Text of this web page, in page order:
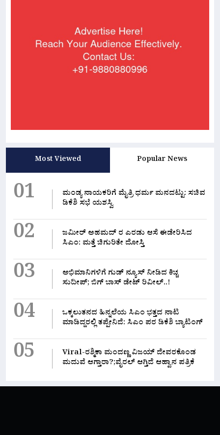
Most Viewed Popular News
01
ಮಂಡ್ಯ ನಾಯಕರಿಗೆ ಮೈತ್ರಿ ಧರ್ಮ ಮನದಟ್ಟು: ಸಚಿವ
ಡಿಕೆಶಿ ಸಭೆ ಯಶಸ್ವಿ
02
ಜಮೀರ್ ಅಹಮದ್ ರ ಎರಡು ಆಸೆ ಈಡೇರಿಸಿದ
ಸಿಎಂ: ಮತ್ತೆ ಚಿಗುರಿತೇ ದೋಸ್ತಿ
03
ಅಭಿಮಾನಿಗಳಿಗೆ ಗುಡ್ ನ್ಯೂಸ್ ನೀಡಿದ ಕಿಚ್ಚ
ಸುದೀಪ್; ಬಿಗ್ ಬಾಸ್ ಡೇಟ್ ರಿವೀಲ್..!
04
ಒಕ್ಕಲುತನದ ಹಿನ್ನಲೆಯ ಸಿಎಂ ಭತ್ತದ ನಾಟಿ
ಮಾಡಿದ್ದರಲ್ಲಿ‌ ತಪ್ಪೇನಿದೆ: ಸಿಎಂ ಪರ ಡಿಕೆಶಿ ಬ್ಯಾಟಿಂಗ್
05
Viral-ರಶ್ಮಿಕಾ ಮಂದಣ್ಣ ವಿಜಯ್ ದೇವರಕೊಂಡ
ಮದುವೆ ಆಗ್ತಾರಾ?;ವೈರಲ್ ಆಗ್ತಿದೆ ಆಹ್ವಾನ ಪತ್ರಿಕೆ